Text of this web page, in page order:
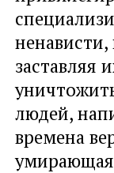
заставляя
людей,
времена
умирающая